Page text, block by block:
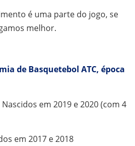
é uma parte do jogo, se
melhor.
de Basquetebol ATC, época
em 2019 e 2020 (com 4
em 2017 e 2018